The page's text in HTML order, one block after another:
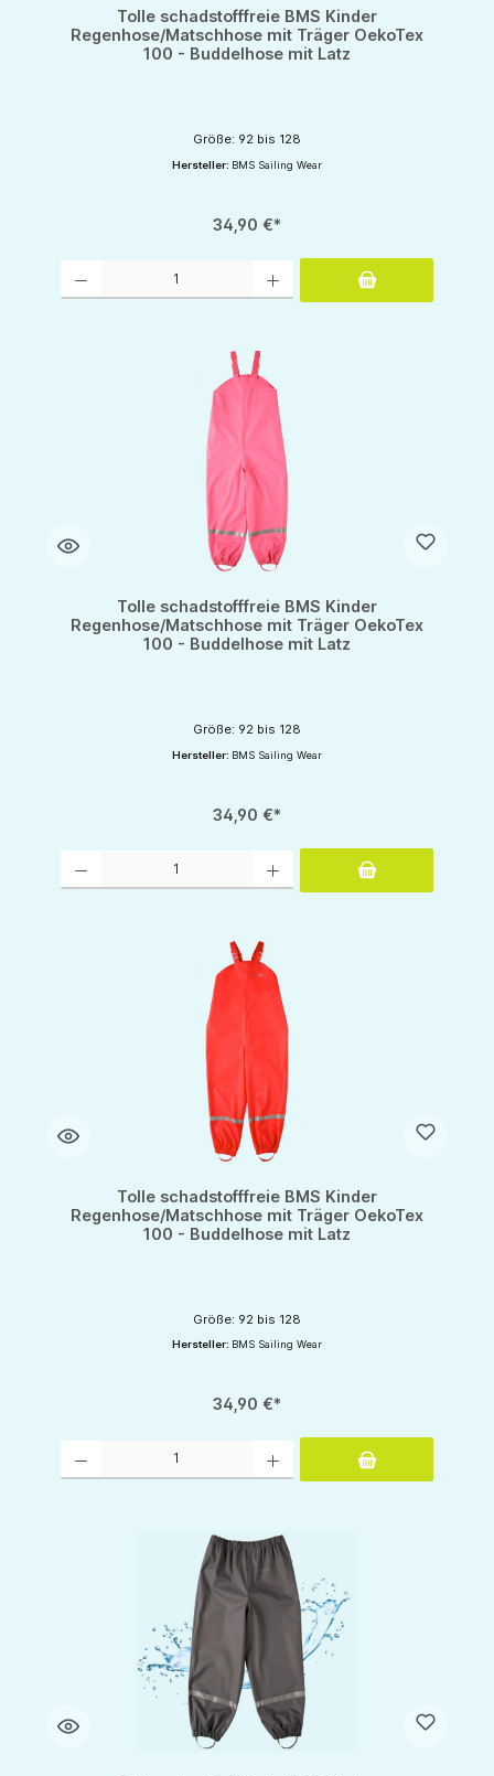
Tolle schadstofffreie BMS Kinder
Regenhose/Matschhose mit Träger OekoTex
100 - Buddelhose mit Latz
Größe: 92 bis 128
Hersteller: BMS Sailing Wear
34,90 €*
Tolle schadstofffreie BMS Kinder
Regenhose/Matschhose mit Träger OekoTex
100 - Buddelhose mit Latz
Größe: 92 bis 128
Hersteller: BMS Sailing Wear
34,90 €*
Tolle schadstofffreie BMS Kinder
Regenhose/Matschhose mit Träger OekoTex
100 - Buddelhose mit Latz
Größe: 92 bis 128
Hersteller: BMS Sailing Wear
34,90 €*